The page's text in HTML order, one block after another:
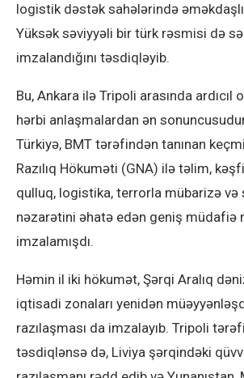
logistik dəstək sahələrində
Yüksək səviyyəli bir türk rəsmisi də
imzalandığını təsdiqləyib.
Bu, Ankara ilə Tripoli arasında ardıcıl
hərbi anlaşmalardan ən
Türkiyə, BMT tərəfindən tanınan
Razılıq Hökuməti (GNA) ilə təlim,
qulluq, logistika, terrorla mübarizə və
nəzarətini əhatə edən geniş müdafiə
imzalamışdı.
Həmin il iki hökumət, Şərqi Aralıq
iqtisadi zonaları yenidən
razılaşması da imzalayıb. Tripoli
təsdiqlənsə də, Liviya şərqindəki